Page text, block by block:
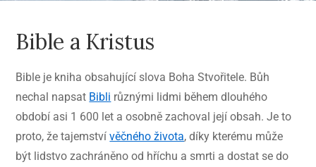
Bible a Kristus
Bible je kniha obsahující slova Boha Stvořitele. Bůh
nechal napsat Bibli různými lidmi během dlouhého
období asi 1 600 let a osobně zachoval její obsah. Je to
proto, že tajemstvívěčného života, díky kterému může
být lidstvo zachráněno od hříchu a smrti a dostat se do